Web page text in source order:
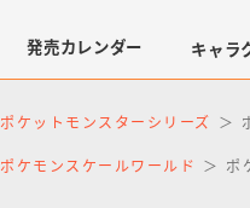
発売カレンダー キャラ
ポケットモンスターシリーズ
ポケモンスケールワールド ポ